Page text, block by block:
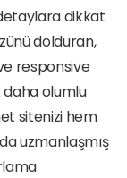
dikkat
dolduran,
responsive
olumlu
sitenizi hem
uzmanlaşmış